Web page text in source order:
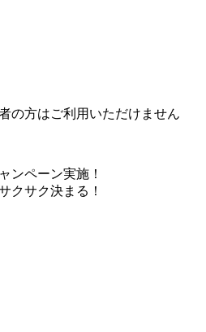
の方はご利用いただけません
ンペーン実施！
クサク決まる！